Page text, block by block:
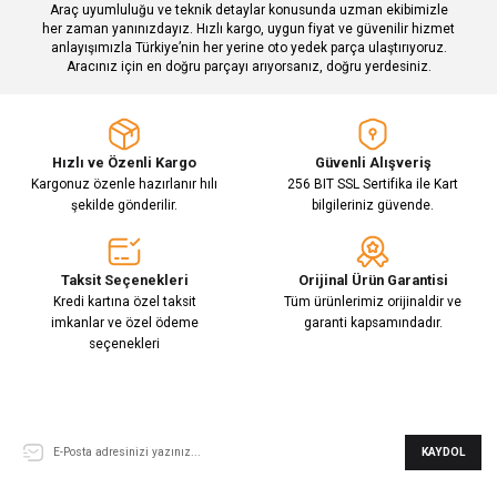
Gönder
Araç uyumluluğu ve teknik detaylar konusunda uzman ekibimizle
her zaman yanınızdayız. Hızlı kargo, uygun fiyat ve güvenilir hizmet
anlayışımızla Türkiye’nin her yerine oto yedek parça ulaştırıyoruz.
Aracınız için en doğru parçayı arıyorsanız, doğru yerdesiniz.
Hızlı ve Özenli Kargo
Kargonuz özenle hazırlanır hılı
şekilde gönderilir.
Güvenli Alışveriş
256 BIT SSL Sertifika ile Kart
bilgileriniz güvende.
Taksit Seçenekleri
Kredi kartına özel taksit
imkanlar ve özel ödeme
seçenekleri
Orijinal Ürün Garantisi
Tüm ürünlerimiz orijinaldir ve
garanti kapsamındadır.
KAYDOL